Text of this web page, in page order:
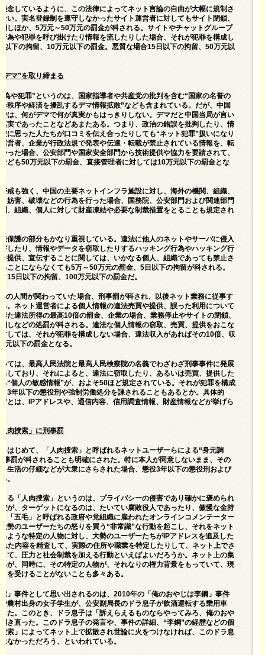
念しているように、この法律によってネット言論の自由が大幅に規制さ
い。実名登録制を遵守しなかったサイト運営者に対してもサイト閉鎖、
しほか、5万元～50万元の罰金が科される。サイトやチャットグループ
為や犯罪を呼び掛けたり情報を流したりした場合、それが犯罪を構成し
以下の拘留、10万元以下の罰金。悪質な場合15日以下の拘留、50万元以
デマ”を取り締まる
為や犯罪”というのは、国家指導者や共産党の批判を含む“国家の名誉の
秩序や経済を擾乱するデマ情報拡散”なども含まれている。だが、中国
は、何がデマで何が真実かもはっきりしない。デマだと中国当局が言い
実であったことなどあまたある。つまり、政治の錯誤を批判したり、情
に思った人たちが口コミを伝え合ったりしても“ネット犯罪”扱いになり
営者、企業が行政法規で発表や伝達・転載が禁止されている情報を、転
った場合、公安部門や国家安全部門から技術提供や協力を要請されて、
ども50万元以下の罰金、直接管理者に対しては10万元以下の罰金とな
戒も強く、中国の主要ネットインフラ施設に対し、海外の機関、組織、
妨害、破壊などの行為を行った場合、国務院、公安部門および関連部門
、組織、個人に対して財産凍結や必要な制裁措置をとることも規定され
保護の部分もかなり重視している。違法に他人のネットやサーバに侵入
したり、情報やデータを窃取したりするハッキング行為やハッキング行
提供、宣伝することに関しては、いかなる個人、組織であっても禁止さ
ことにならなくても5万～50万元の罰金、5日以下の拘留が科される。
15日以下の拘留、100万元以下の罰金だ。
の人間が関わっていた場合、刑事罰が科され、以後ネット業務に従事す
。ネット運営者による個人情報の違法売買や提供、誤った利用について
た違法所得の最高10倍の罰金、企業の場合、業務停止やサイトの閉鎖、
しなどの処罰が科される。違法な個人情報の窃取、売買、提供をおこな
しては、それが犯罪を構成しない場合、違法収入があればその10倍、収
元以下の罰金となる。
ては、最高人民法院と最高人民検察院の名義でわざわざ刑事事件に発展
しており、それによると、違法に窃取したり、あるいは売買、提供した
“個人の敏感情報”が、およそ50ほど規定されている。それが犯罪を構成
3年以下の懲役刑や強制労働処分を課されることもあるとか。具体的
”とは、IPアドレスや、通信内容、信用調査情報、財産情報などが挙げら
肉捜索」に刑事罰
はじめて、「人肉捜索」と呼ばれるネットユーザーらによる“身元調
事罰が科されることも明確にされた。特に本人が同意しないまま、その
生活の仔細などが大衆にさらされた場合、懲役3年以下の懲役刑および
。
る「人肉捜索」というのは、プライバシーの侵害であり確かに褒められ
が、ターゲットになるのは、たいてい腐敗役人であったり、傲慢な金持
「五毛」と呼ばれる政府や党組織に雇われたオンラインコメンテーター
勢のユーザーたちの怒りを買う“非常識”な行動を起こし、それをネット
ような特定の人物に対し、大勢のユーザーたちがIPアドレスを追及した
た内容を精査して、実際の住所や職業を特定したりして、ネット上でさ
て、圧力と社会制裁を加える行動といえばよいだろうか。ネット上の集
が、同時に、その特定の人物が、それなりの権力背景をもっていて、現
を受けることがないことも多々ある。
」事件として思い出されるのは、2010年の「俺のおやじは李鋼」事件
農村出身の女子学生が、公安副局長のドラ息子が飲酒運転する乗用車
た。このとき、ドラ息子は「訴えらえるものならやってみろ、俺のおや
き直った。このドラ息子の発言や、事件の詳細、“李鋼”の経歴などの個
索」によってネット上で拡散され世論に火をつけなければ、このドラ息
なかっただろう、といわれている。